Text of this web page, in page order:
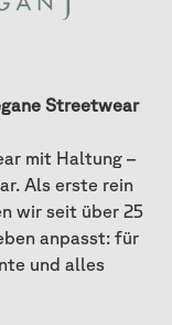
Streetwear
mit Haltung –
Als erste rein
wir seit über 25
anpasst: für
und alles